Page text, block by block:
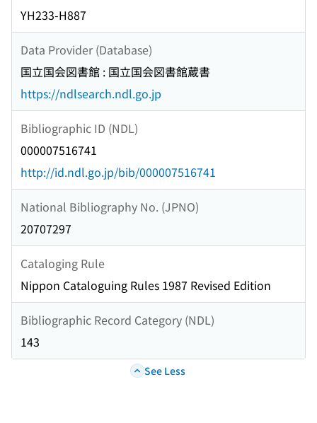
YH233-H887
Data Provider (Database)
国立国会図書館 : 国立国会図書館蔵書
https://ndlsearch.ndl.go.jp
Bibliographic ID (NDL)
000007516741
http://id.ndl.go.jp/bib/000007516741
National Bibliography No. (JPNO)
20707297
Cataloging Rule
Nippon Cataloguing Rules 1987 Revised Edition
Bibliographic Record Category (NDL)
143
See Less